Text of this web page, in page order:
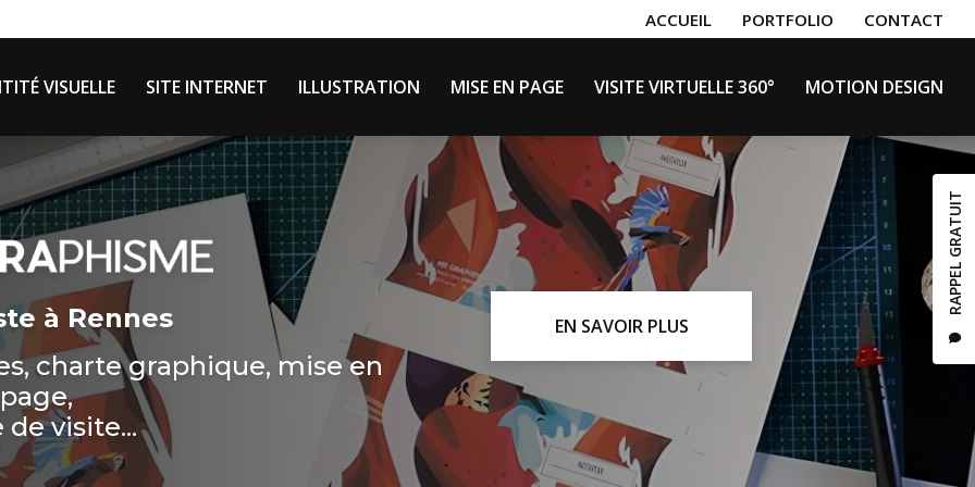
RAPPEL GRATUIT
ACCUEIL PORTFOLIO CONTACT
VISUELLE
SITE INTERNET ILLUSTRATION MISE EN PAGE VISITE VIRTUELLE 360° MOTION DESIGN
à Rennes
charte graphique, mise en
page,
de visite...
EN SAVOIR PLUS